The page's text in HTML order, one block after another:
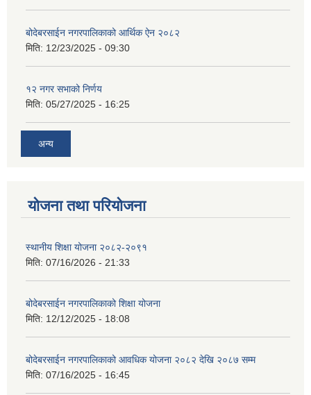
बोदेबरसाईन नगरपालिकाको आर्थिक ऐन २०८२
मिति: 12/23/2025 - 09:30
१२ नगर सभाको निर्णय
मिति: 05/27/2025 - 16:25
अन्य
योजना तथा परियोजना
स्थानीय शिक्षा योजना २०८२-२०९१
मिति: 07/16/2026 - 21:33
बोदेबरसाईन नगरपालिकाको शिक्षा योजना
मिति: 12/12/2025 - 18:08
बोदेबरसाईन नगरपालिकाको आवधिक योजना २०८२ देखि २०८७ सम्म
मिति: 07/16/2025 - 16:45